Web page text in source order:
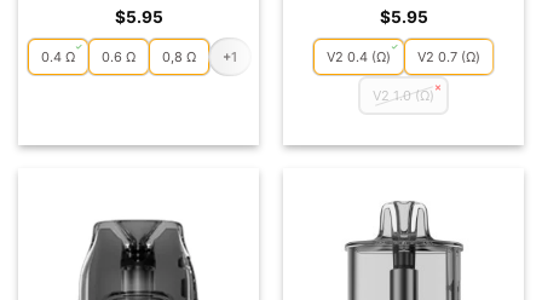
$5.95
0.4 Ω 0.6 Ω 0,8 Ω +1
$5.95
V2 0.4 (Ω) V2 0.7 (Ω)
V2 1.0 (Ω)